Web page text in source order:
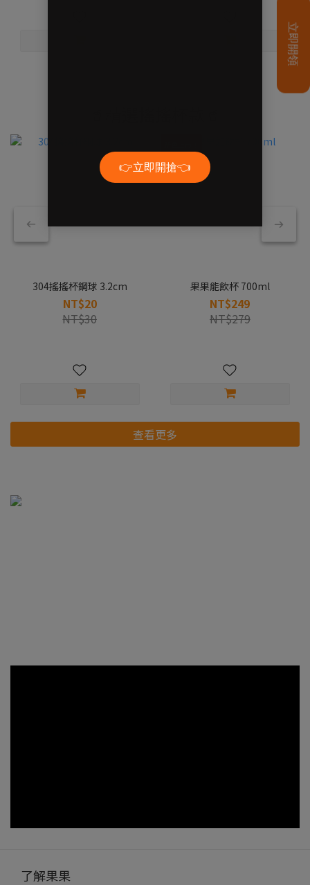
304搖搖杯鋼球 3.2cm
NT$20
NT$30
果果能飲杯 700ml
NT$249
NT$279
查看更多
了解果果